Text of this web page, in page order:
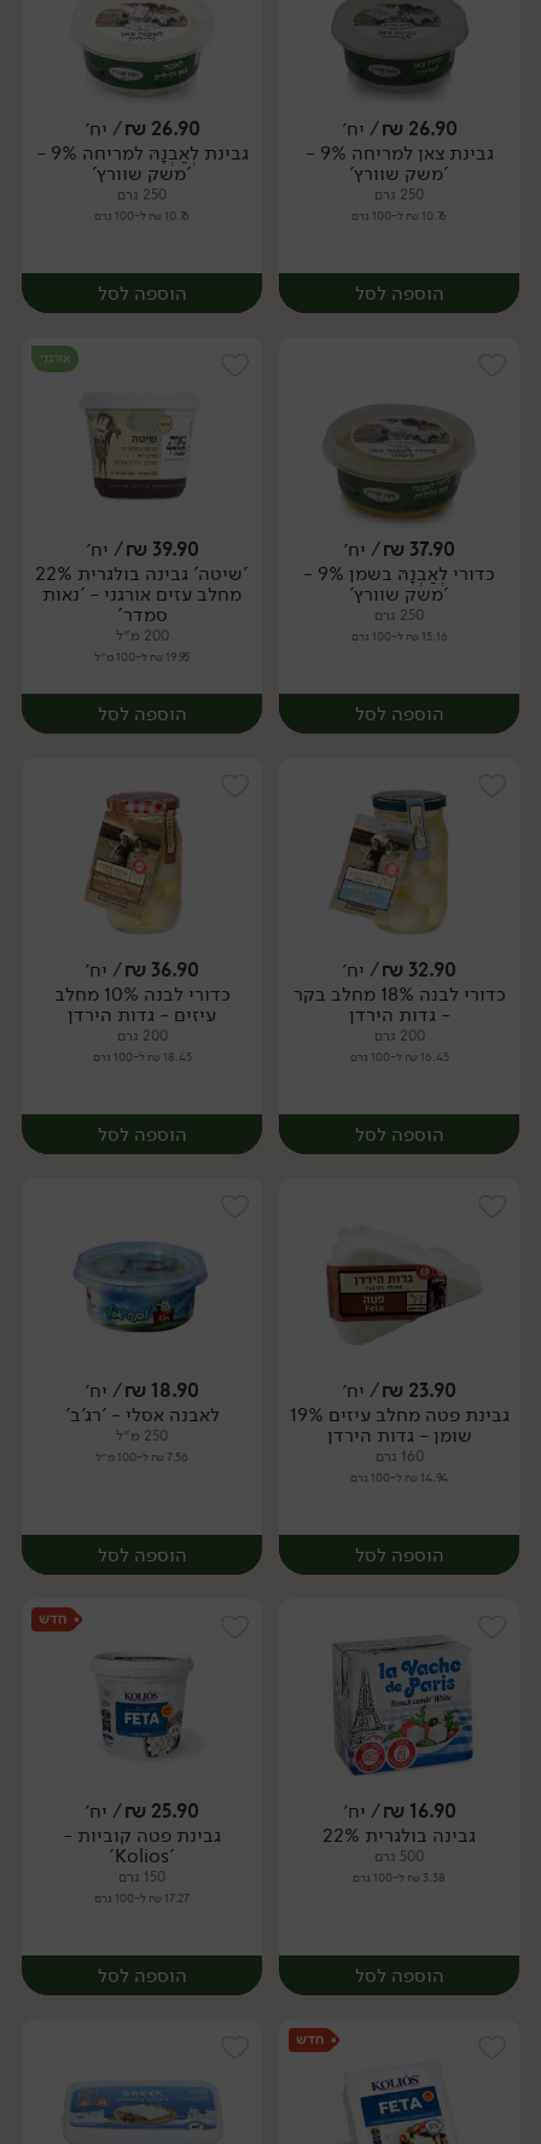
יח׳ יח׳
26.90
₪/ יח׳
גבינת צאן למריחה 9% -
'משק שוורץ'
250 גרם
10.76 ₪ ל-100 גרם
הוספה לסל
יח׳
26.90
₪/ יח׳
גבינת לְאַבְנָהּ למריחה 9% -
'משק שוורץ'
250 גרם
10.76 ₪ ל-100 גרם
הוספה לסל
יח׳
37.90
₪/ יח׳
כדורי לְאַבְנָהּ בשמן 9% -
'משק שוורץ'
250 גרם
15.16 ₪ ל-100 גרם
הוספה לסל
יח׳
אורגני
39.90
₪/ יח׳
'שיטה' גבינה בולגרית 22%
מחלב עזים אורגני - 'נאות
סמדר'
200 מ״ל
19.95 ₪ ל-100 מ״ל
הוספה לסל
יח׳
32.90
₪/ יח׳
כדורי לבנה 18% מחלב בקר
- גדות הירדן
200 גרם
16.45 ₪ ל-100 גרם
הוספה לסל
יח׳
36.90
₪/ יח׳
כדורי לבנה 10% מחלב
עיזים - גדות הירדן
200 גרם
18.45 ₪ ל-100 גרם
הוספה לסל
יח׳
23.90
₪/ יח׳
גבינת פטה מחלב עיזים 19%
שומן - גדות הירדן
160 גרם
14.94 ₪ ל-100 גרם
הוספה לסל
יח׳
18.90
₪/ יח׳
לאבנה אסלי - 'רג'ב'
250 מ״ל
7.56 ₪ ל-100 מ״ל
הוספה לסל
יח׳
16.90
₪/ יח׳
גבינה בולגרית 22%
500 גרם
3.38 ₪ ל-100 גרם
הוספה לסל
25.90
₪/ יח׳
גבינת פטה קוביות -
'Kolios'
150 גרם
17.27 ₪ ל-100 גרם
הוספה לסל